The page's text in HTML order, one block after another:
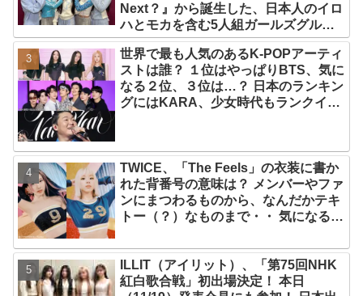
Next？』から誕生した、日本人のイロ
ハとモカを含む5人組ガールズグルー
プ！ デビュー曲「Magnetic」がいき
なりの大ヒット
世界で最も人気のあるK-POPアーティ
ストは誰？ １位はやっぱりBTS、気に
なる２位、３位は…？ 日本のランキン
グにはKARA、少女時代もランクイ
TWICE、「The Feels」の衣装に書か
れた背番号の意味は？ メンバーやファ
ンにまつわるものから、なんだかテキ
トー（？）なものまで・・ 気になるそ
ILLIT（アイリット）、「第75回NHK
紅白歌合戦」初出場決定！ 本日